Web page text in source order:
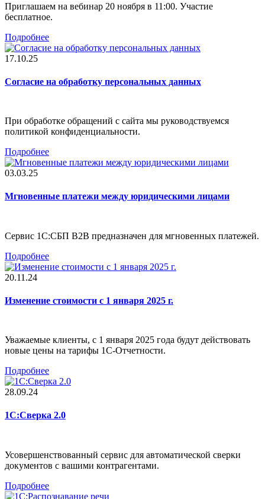
Приглашаем на вебинар 20 ноября в 11:00. Участие
бесплатное.
Подробнее
17.10.25
Согласие на обработку персональных данных
При обработке обращений с сайта мы руководствуемся
политикой конфиденциальности.
Подробнее
03.03.25
Мгновенные платежи между юридическими лицами
Сервис 1С:СБП B2B предназначен для мгновенных платежей.
Подробнее
20.11.24
Изменение стоимости с 1 января 2025 г.
Уважаемые клиенты, с 1 января 2025 года будут действовать
новые цены на тарифы 1С-Отчетности.
Подробнее
28.09.24
1С:Сверка 2.0
Усовершенствованный сервис для автоматической сверки
документов с вашими контрагентами.
Подробнее